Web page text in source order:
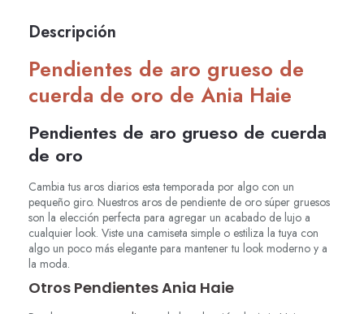
Descripción
Pendientes de aro grueso de
cuerda de oro de Ania Haie
Pendientes de aro grueso de cuerda
de oro
Cambia tus aros diarios esta temporada por algo con un
pequeño giro. Nuestros aros de pendiente de oro súper gruesos
son la elección perfecta para agregar un acabado de lujo a
cualquier look. Viste una camiseta simple o estiliza la tuya con
algo un poco más elegante para mantener tu look moderno y a
la moda.
Otros Pendientes Ania Haie